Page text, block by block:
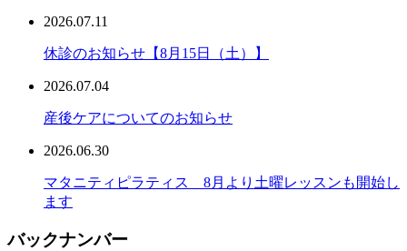
2026.07.11
休診のお知らせ【8月15日（土）】
2026.07.04
産後ケアについてのお知らせ
2026.06.30
マタニティピラティス 8月より土曜レッスンも開始し
ます
バックナンバー